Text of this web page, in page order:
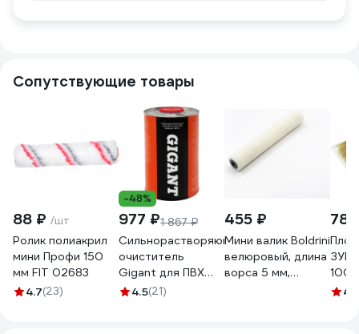
Сопутствующие товары
88 ₽ /шт
Ролик полиакрил
мини Профи 150
мм FIT 02683
4.7(23)
-48%
977 ₽1 867 ₽
Сильнорастворяющий
очиститель
Gigant для ПВХ
1000 мл GPC-5
4.5(21)
455 ₽
Мини валик Boldrini
велюровый, длина
ворса 5 мм,
78
100
4.7